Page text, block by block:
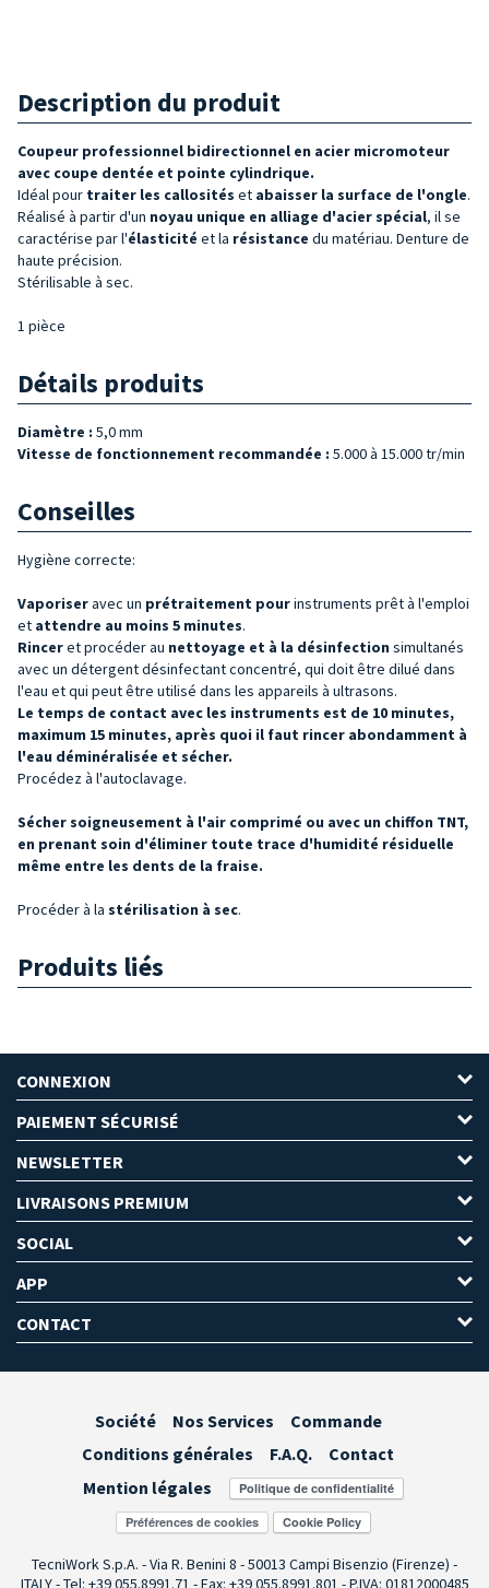
Description du produit
Coupeur professionnel bidirectionnel en acier micromoteur
avec coupe dentée et pointe cylindrique.
Idéal pour traiter les callosités et abaisser la surface de l'ongle.
Réalisé à partir d'un noyau unique en alliage d'acier spécial, il se
caractérise par l'élasticité et la résistance du matériau. Denture de
haute précision.
Stérilisable à sec.
1 pièce
Détails produits
Diamètre : 5,0 mm
Vitesse de fonctionnement recommandée : 5.000 à 15.000 tr/min
Conseilles
Hygiène correcte:
Vaporiseravec un prétraitement pourinstruments prêt à l'emploi
et attendre au moins 5 minutes.
Rinceret procéder au nettoyage et à la désinfection simultanés
avec un détergent désinfectant concentré, qui doit être dilué dans
l'eau et qui peut être utilisé dans les appareils à ultrasons.
Le temps de contact avec les instruments est de 10 minutes,
maximum 15 minutes, après quoi il faut rincer abondamment à
l'eau déminéralisée et sécher.
Procédez à l'autoclavage.
Sécher soigneusement à l'air comprimé ou avec un chiffon TNT,
en prenant soin d'éliminer toute trace d'humidité résiduelle
même entre les dents de la fraise.
Procéder à la stérilisation à sec.
Produits liés
CONNEXION
PAIEMENT SÉCURISÉ
NEWSLETTER
LIVRAISONS PREMIUM
SOCIAL
APP
CONTACT
Société Nos Services
Commande
Conditions générales
F.A.Q.
Contact
Mention légales
Préférences de cookies
TecniWork S.p.A. - Via R. Benini 8 - 50013 Campi Bisenzio (Firenze) -
ITALY - Tel: +39 055.8991.71 - Fax: +39 055.8991.801 - P.IVA: 01812000485